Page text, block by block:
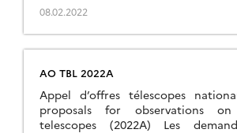
the instrument Neo-Narval. The
can be found here: https://orp-
call-2022b Details […]
08.02.2022
AO TBL 2022A
Appel d’offres télescopes
proposals for observations
telescopes (2022A) Les